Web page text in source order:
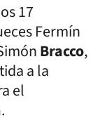
17
Fermín
Bracco,
a la
el
.